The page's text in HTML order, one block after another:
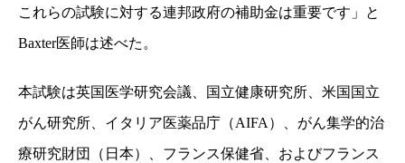
これらの試験に対する連邦政府の補助金は重要です」と
Baxter医師は述べた。
本試験は英国医学研究会議、国立健康研究所、米国国立
がん研究所、イタリア医薬品庁（AIFA ）、がん集学的治
療研究財団（日本）、フランス保健省、およびフランス